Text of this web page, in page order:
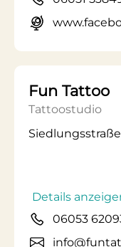
Fun Tattoo
Tattoostudio
Details
06053